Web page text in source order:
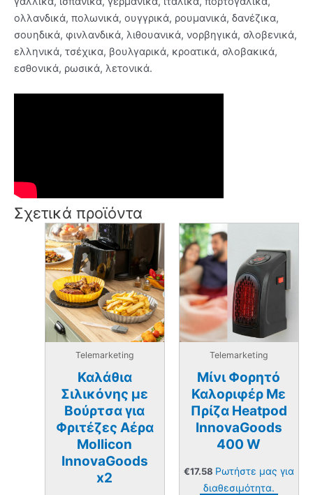
ολλανδικά, πολωνικά, ουγγρικά, ρουμανικά, δανέζικα,
σουηδικά, φινλανδικά, λιθουανικά, νορβηγικά, σλοβενικά,
ελληνικά, τσέχικα, βουλγαρικά, κροατικά, σλοβακικά,
εσθονικά, ρωσικά, λετονικά.
Σχετικά προϊόντα
Telemarketing
Καλάθια
Σιλικόνης με
Βούρτσα για
Φριτέζες Αέρα
Mollicon
InnovaGoods
x2
Telemarketing
Μίνι Φορητό
Καλοριφέρ Με
Πρίζα Heatpod
InnovaGoods
400 W
€17.58 Ρωτήστε μας για
διαθεσιμότητα.